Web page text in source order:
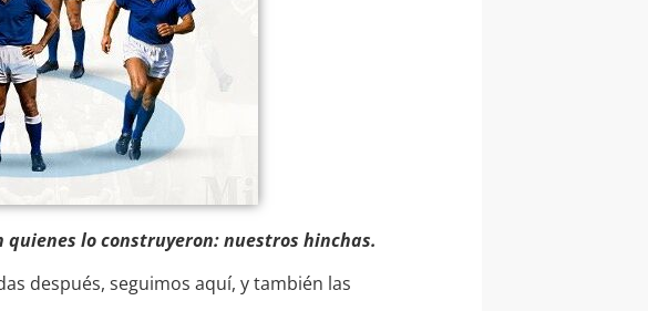
quienes lo construyeron: nuestros hinchas.
después, seguimos aquí, y también las